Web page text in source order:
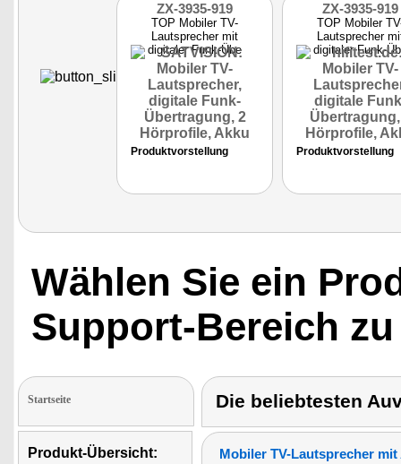
ZX-3935-919
TOP Mobiler TV-
Lautsprecher mit
digitaler Funk-Übe
Produktvorstellung
ZX-3935-919
TOP Mobiler
Lautsprecher
digitaler Funk-
Produktvorstellung
Wählen Sie ein
Support-Bereich
Startseite
Produkt-Übersicht:
Die beliebtesten
Mobiler TV-Lautsprecher mit